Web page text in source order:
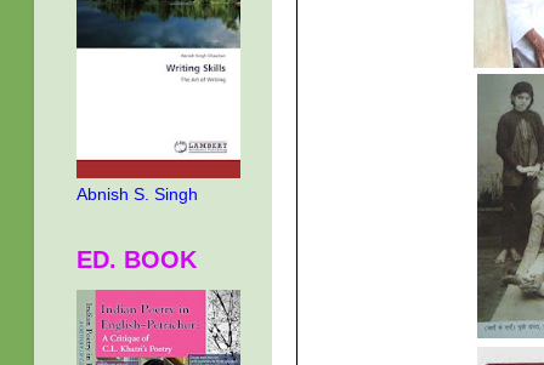
Abnish S. Singh
ED. BOOK